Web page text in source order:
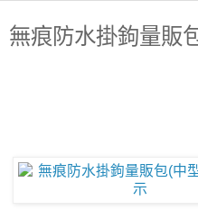
無痕防水掛鉤量販